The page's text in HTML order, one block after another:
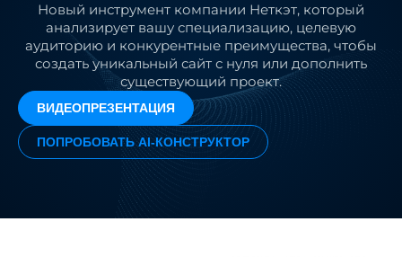
Новый инструмент компании Неткэт, который
анализирует вашу специализацию, целевую
аудиторию и конкурентные преимущества, чтобы
создать уникальный сайт с нуля или дополнить
существующий проект.
ВИДЕОПРЕЗЕНТАЦИЯ
ПОПРОБОВАТЬ AI-КОНСТРУКТОР